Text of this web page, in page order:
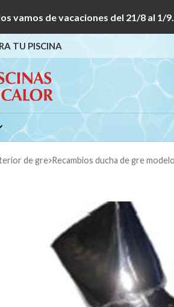
vamos de vacaciones del 21/8 al 1/
TU PISCINA
de gre recambios ducha de gre